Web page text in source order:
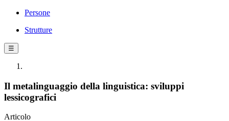
Persone
Strutture
☰
Il metalinguaggio della linguistica: sviluppi
lessicografici
Articolo